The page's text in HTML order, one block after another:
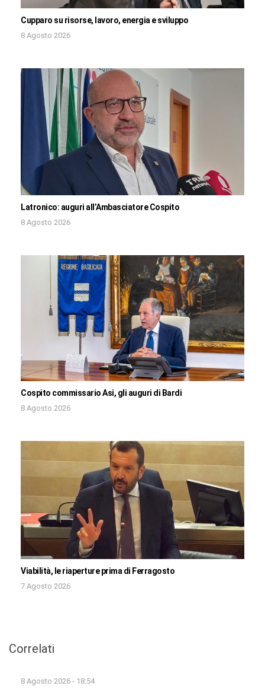
Cupparo su risorse, lavoro, energia e sviluppo
8 Agosto 2026
Latronico: auguri all’Ambasciatore Cospito
8 Agosto 2026
Cospito commissario Asi, gli auguri di Bardi
8 Agosto 2026
Viabilità, le riaperture prima di Ferragosto
7 Agosto 2026
Correlati
8 Agosto 2026 - 18:54